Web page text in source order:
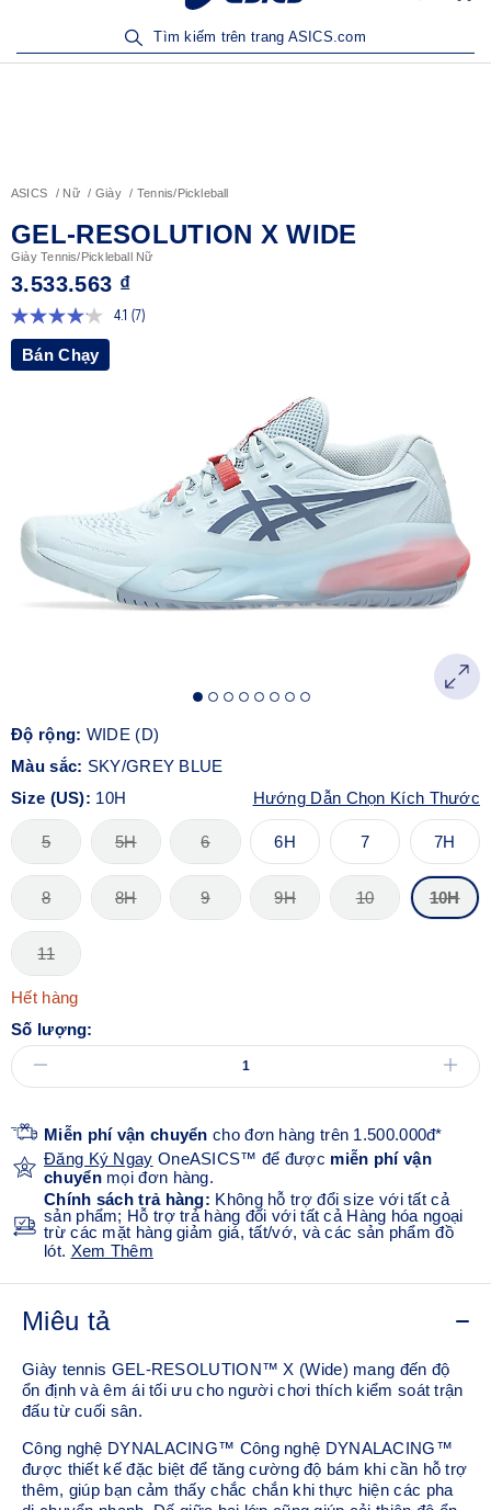
Tìm kiếm trên trang ASICS.com
ASICS Nữ Giày Tennis/Pickleball
GEL-RESOLUTION X WIDE
Giày Tennis/Pickleball Nữ
3.533.563 ₫
4.1
Đọc
(7)
Bán Chạy
Độ rộng: WIDE (D)
Màu sắc: SKY/GREY BLUE
Size (US): 10H Hướng Dẫn Chọn Kích Thước
5 5H 6 6H 7 7H
8 8H 9 9H 10 10H
11
Hết hàng
Số lượng:
Miễn phí vận chuyển cho đơn hàng trên 1.500.000đ*
Đăng Ký Ngay OneASICS™ để được miễn phí vận
chuyểnmọi đơn hàng.
Chính sách trả hàng: Không hỗ trợ đổi size với tất cả
sản phẩm; Hỗ trợ trả hàng đối với tất cả Hàng hóa ngoại
trừ các mặt hàng giảm giá, tất/vớ, và các sản phẩm đồ
lót. Xem Thêm
Miêu tả
Giày tennis GEL-RESOLUTION™ X (Wide) mang đến độ
ổn định và êm ái tối ưu cho người chơi thích kiểm soát trận
đấu từ cuối sân.
Công nghệ DYNALACING™ Công nghệ DYNALACING™
được thiết kế đặc biệt để tăng cường độ bám khi cần hỗ trợ
thêm, giúp bạn cảm thấy chắc chắn khi thực hiện các pha